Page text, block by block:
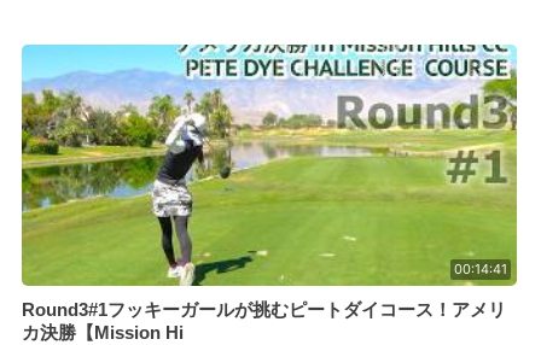
00:14:41
Round3#1フッキーガールが挑むピートダイコース！アメリ
カ決勝【Mission Hi